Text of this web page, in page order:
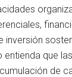
inversión
entienda que
de